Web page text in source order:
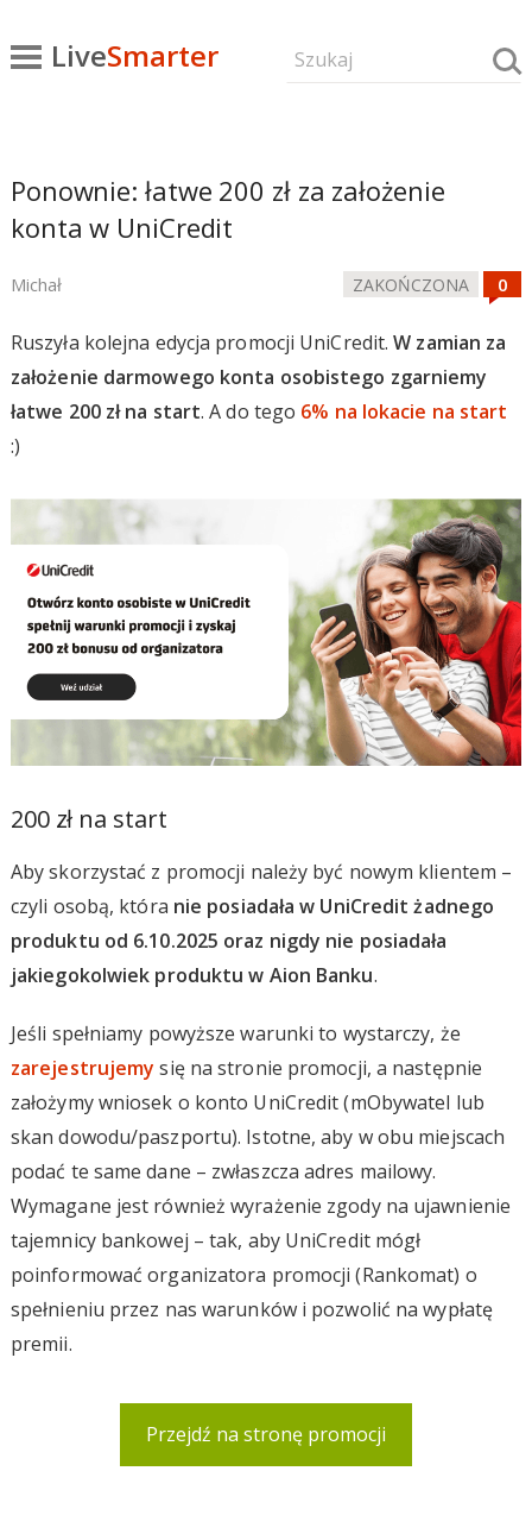
LiveSmarter
Ponownie: łatwe 200 zł za założenie
konta w UniCredit
Michał ZAKOŃCZONA
Ruszyła kolejna edycja promocji UniCredit.W zamian za
założenie darmowego konta osobistego zgarniemy
łatwe 200 zł na start. A do tego 6% na lokacie na start
:)
200 zł na start
Aby skorzystać z promocji należy być nowym klientem –
czyli osobą, która nie posiadała w UniCredit żadnego
produktu od 6.10.2025 oraz nigdy nie posiadała
jakiegokolwiek produktu w Aion Banku.
Jeśli spełniamy powyższe warunki to wystarczy, że
zarejestrujemy się na stronie promocji, a następnie
założymy wniosek o konto UniCredit (mObywatel lub
skan dowodu/paszportu). Istotne, aby w obu miejscach
podać te same dane – zwłaszcza adres mailowy.
Wymagane jest również wyrażenie zgody na ujawnienie
tajemnicy bankowej – tak, aby UniCredit mógł
poinformować organizatora promocji (Rankomat) o
spełnieniu przez nas warunków i pozwolić na wypłatę
premii.
Przejdź na stronę promocji